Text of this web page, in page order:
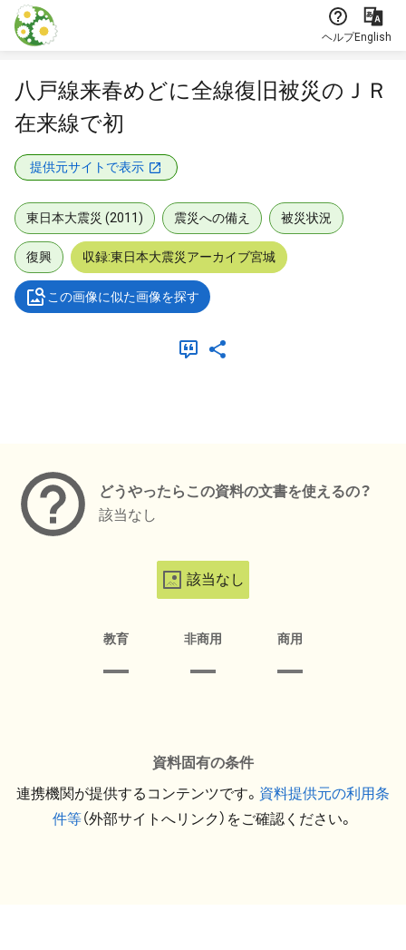
本文に飛ぶ
ヘルプEnglish
八戸線来春めどに全線復旧被災のＪＲ
在来線で初
提供元サイトで表示
東日本大震災 (2011) 震災への備え 被災状況
復興 収録:東日本大震災アーカイブ宮城
この画像に似た画像を探す
どうやったらこの資料の文書を使えるの？
該当なし
該当なし
教育 非商用 商用
資料固有の条件
連携機関が提供するコンテンツです。 資料提供元の利用条
件等（外部サイトへリンク）をご確認ください。